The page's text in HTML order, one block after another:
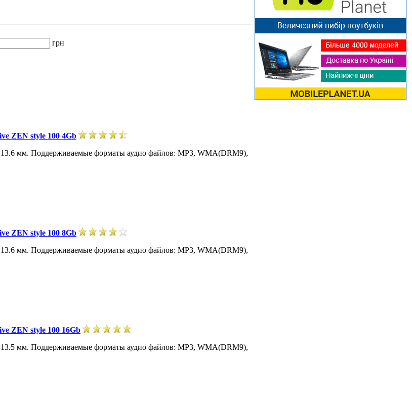
грн
ZEN style 100 4Gb
мм. Поддерживаемые форматы аудио файлов: MP3, WMA(DRM9),
ZEN style 100 8Gb
мм. Поддерживаемые форматы аудио файлов: MP3, WMA(DRM9),
ZEN style 100 16Gb
мм. Поддерживаемые форматы аудио файлов: MP3, WMA(DRM9),